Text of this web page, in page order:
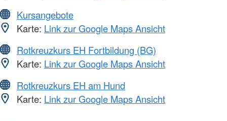
Kursangebote
Karte: Link zur Google Maps Ansicht
Rotkreuzkurs EH Fortbildung (BG)
Karte: Link zur Google Maps Ansicht
Rotkreuzkurs EH am Hund
Karte: Link zur Google Maps Ansicht